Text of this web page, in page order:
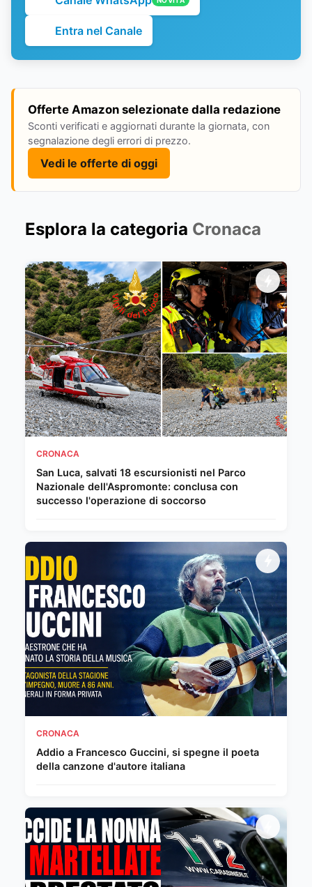
Entra nel Canale
Offerte Amazon selezionate dalla redazione
Sconti verificati e aggiornati durante la giornata, con
segnalazione degli errori di prezzo.
Vedi le offerte di oggi
Esplora la categoria Cronaca
CRONACA
San Luca, salvati 18 escursionisti nel Parco
Nazionale dell'Aspromonte: conclusa con
successo l'operazione di soccorso
CRONACA
Addio a Francesco Guccini, si spegne il poeta
della canzone d'autore italiana